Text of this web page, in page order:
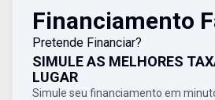
Financiamento
Pretende Financiar?
SIMULE AS MELHORES
LUGAR
Simule seu financiamento em